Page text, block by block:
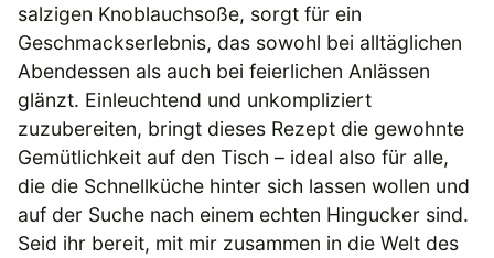
salzigen Knoblauchsoße, sorgt für ein
Geschmackserlebnis, das sowohl bei alltäglichen
Abendessen als auch bei feierlichen Anlässen
glänzt. Einleuchtend und unkompliziert
zuzubereiten, bringt dieses Rezept die gewohnte
Gemütlichkeit auf den Tisch – ideal also für alle,
die die Schnellküche hinter sich lassen wollen und
auf der Suche nach einem echten Hingucker sind.
Seid ihr bereit, mit mir zusammen in die Welt des